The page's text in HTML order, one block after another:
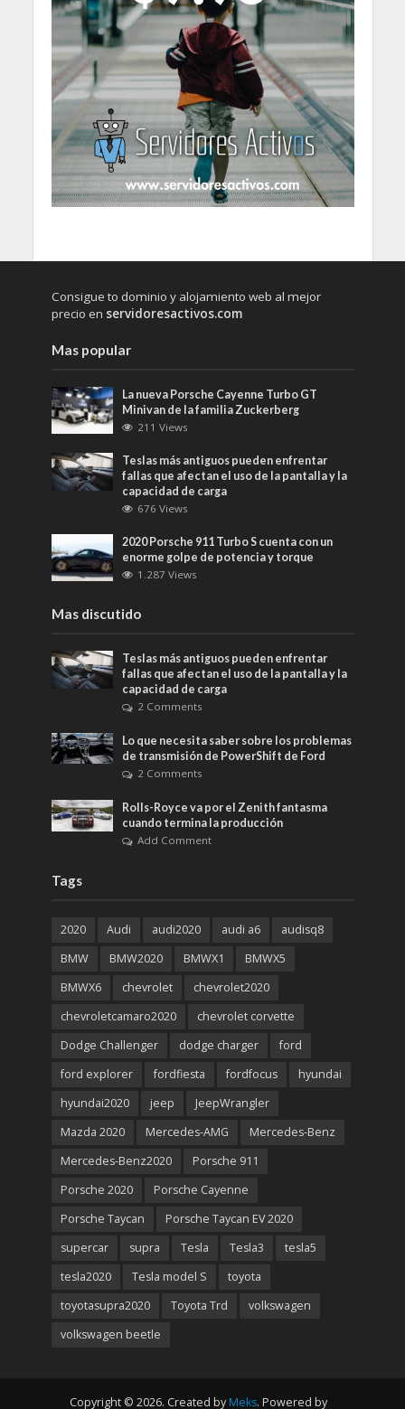
Consigue to dominio y alojamiento web al mejor
precio en servidoresactivos.com
Mas popular
La nueva Porsche Cayenne Turbo GT
Minivan de la familia Zuckerberg
211 Views
Teslas más antiguos pueden enfrentar
fallas que afectan el uso de la pantalla y la
capacidad de carga
676 Views
2020 Porsche 911 Turbo S cuenta con un
enorme golpe de potencia y torque
1.287 Views
Mas discutido
Teslas más antiguos pueden enfrentar
fallas que afectan el uso de la pantalla y la
capacidad de carga
2 Comments
Lo que necesita saber sobre los problemas
de transmisión de PowerShift de Ford
2 Comments
Rolls-Royce va por el Zenith fantasma
cuando termina la producción
Add Comment
Tags
2020 Audi audi2020 audi a6
audisq8
BMW
BMW2020 BMWX1
BMWX5
BMWX6
chevrolet
chevrolet2020
chevroletcamaro2020
chevrolet corvette
Dodge Challenger
dodge charger
ford
ford explorer
fordfiesta fordfocus
hyundai
hyundai2020
jeep
JeepWrangler
Mazda 2020
Mercedes-AMG
Mercedes-Benz
Mercedes-Benz2020
Porsche 911
Porsche 2020
Porsche Cayenne
Porsche Taycan
Porsche Taycan EV 2020
supercar
supra Tesla Tesla3
tesla5
tesla2020
Tesla model S
toyota
toyotasupra2020
Toyota Trd
volkswagen
volkswagen beetle
Copyright © 2026. Created by Meks. Powered by